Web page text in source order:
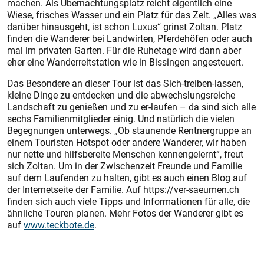
machen. Als Übernachtungsplatz reicht eigentlich eine
Wiese, frisches Wasser und ein Platz für das Zelt. „Alles was
darüber hinausgeht, ist schon Luxus“ grinst Zoltan. Platz
finden die Wanderer bei Landwirten, Pferdehöfen oder auch
mal im privaten Garten. Für die Ruhetage wird dann aber
eher eine Wanderreitstation wie in Bissingen angesteuert.
Das Besondere an dieser Tour ist das Sich-treiben-lassen,
kleine Dinge zu entdecken und die abwechslungsreiche
Landschaft zu genießen und zu er-laufen – da sind sich alle
sechs Familienmitglieder einig. Und natürlich die vielen
Begegnungen unterwegs. „Ob staunende Rentnergruppe an
einem Touristen Hotspot oder andere Wanderer, wir haben
nur nette und hilfsbereite Menschen kennengelernt“, freut
sich Zoltan. Um in der Zwischenzeit Freunde und Familie
auf dem Laufenden zu halten, gibt es auch einen Blog auf
der Internetseite der Familie. Auf https://ver-saeumen.ch
finden sich auch viele Tipps und Informationen für alle, die
ähnliche Touren planen. Mehr Fotos der Wanderer gibt es
aufwww.teckbote.de.